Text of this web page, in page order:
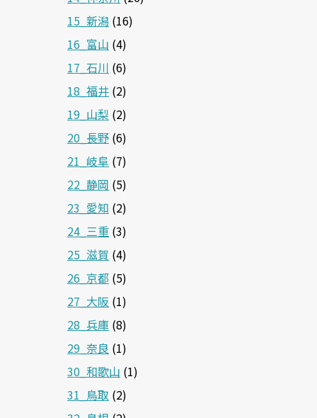
15_新潟 (16)
16_富山 (4)
17_石川 (6)
18_福井 (2)
19_山梨 (2)
20_長野 (6)
21_岐阜 (7)
22_静岡 (5)
23_愛知 (2)
24_三重 (3)
25_滋賀 (4)
26_京都 (5)
27_大阪 (1)
28_兵庫 (8)
29_奈良 (1)
30_和歌山 (1)
31_鳥取 (2)